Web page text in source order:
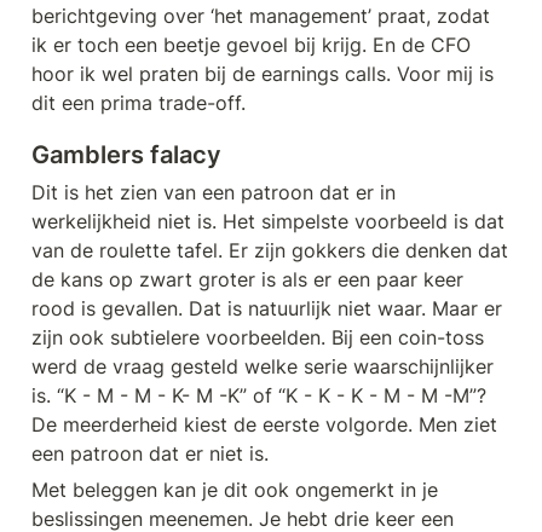
berichtgeving over ‘het management’ praat, zodat
ik er toch een beetje gevoel bij krijg. En de CFO
hoor ik wel praten bij de earnings calls. Voor mij is
dit een prima trade-off.
Gamblers falacy
Dit is het zien van een patroon dat er in
werkelijkheid niet is. Het simpelste voorbeeld is dat
van de roulette tafel. Er zijn gokkers die denken dat
de kans op zwart groter is als er een paar keer
rood is gevallen. Dat is natuurlijk niet waar. Maar er
zijn ook subtielere voorbeelden. Bij een coin-toss
werd de vraag gesteld welke serie waarschijnlijker
is. “K - M - M - K- M -K” of “K - K - K - M - M -M”?
De meerderheid kiest de eerste volgorde. Men ziet
een patroon dat er niet is.
Met beleggen kan je dit ook ongemerkt in je
beslissingen meenemen. Je hebt drie keer een